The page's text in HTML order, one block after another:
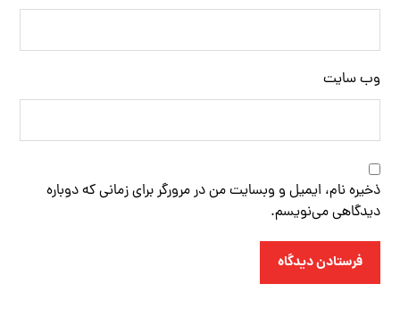
وب‌ سایت
ذخیره نام، ایمیل و وبسایت من در مرورگر برای زمانی که دوباره
دیدگاهی می‌نویسم.
فرستادن دیدگاه